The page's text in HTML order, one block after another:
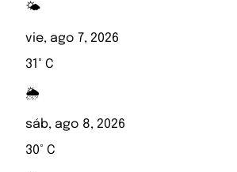
🌤️
vie, ago 7, 2026
31° C
🌦️
sáb, ago 8, 2026
30° C